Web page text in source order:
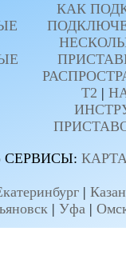
КАК
T2 |
СЕРВИСЫ:
|
| Уфа |